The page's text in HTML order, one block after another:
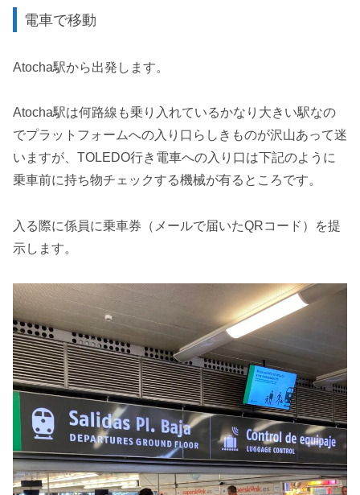
電車で移動
Atocha駅から出発します。
Atocha駅は何路線も乗り入れているかなり大きい駅なの
でプラットフォームへの入り口らしきものが沢山あって迷
いますが、TOLEDO行き電車への入り口は下記のように
乗車前に持ち物チェックする機械が有るところです。
入る際に係員に乗車券（メールで届いたQRコード）を提
示します。